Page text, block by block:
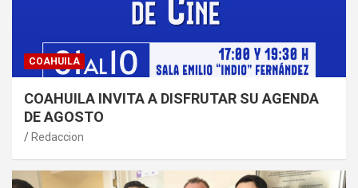
COAHUILA
COAHUILA INVITA A DISFRUTAR SU AGENDA
DE AGOSTO
Redaccion